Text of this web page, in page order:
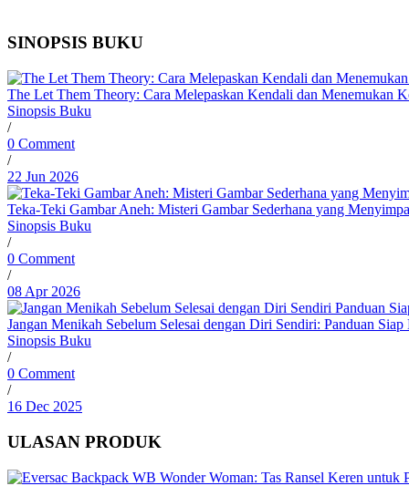
SINOPSIS BUKU
The Let Them Theory: Cara Melepaskan Kendali dan Menemukan
Sinopsis Buku
/
0 Comment
/
22 Jun 2026
Teka-Teki Gambar Aneh: Misteri Gambar Sederhana yang
Sinopsis Buku
/
0 Comment
/
08 Apr 2026
Jangan Menikah Sebelum Selesai dengan Diri Sendiri: Panduan
Sinopsis Buku
/
0 Comment
/
16 Dec 2025
ULASAN PRODUK